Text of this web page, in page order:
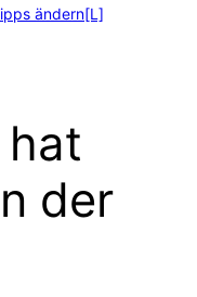
ändern[L]
der